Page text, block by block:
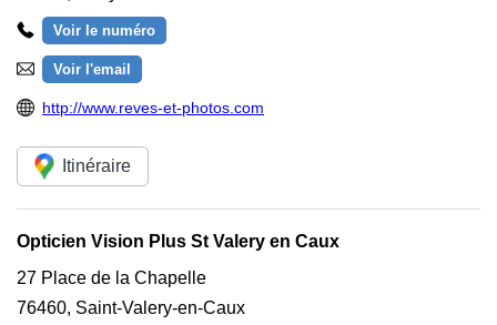
Voir le numéro
Voir l'email
http://www.reves-et-photos.com
Itinéraire
Opticien Vision Plus St Valery en Caux
27 Place de la Chapelle
76460, Saint-Valery-en-Caux